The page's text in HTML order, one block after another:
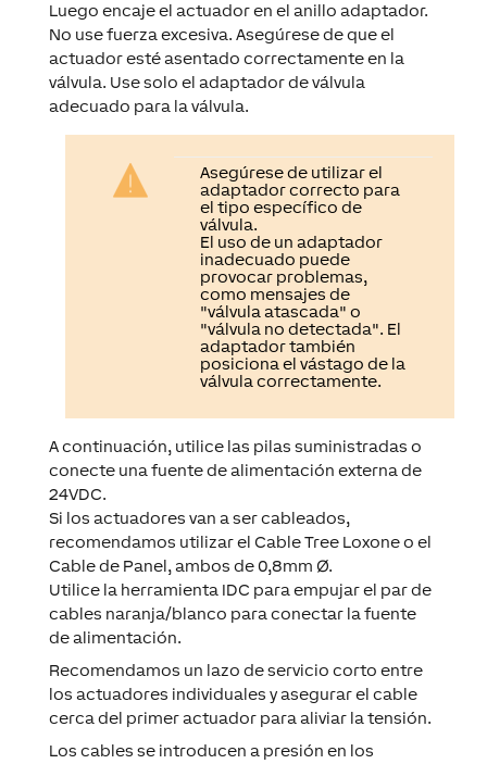
Luego encaje el actuador en el anillo adaptador.
No use fuerza excesiva. Asegúrese de que el
actuador esté asentado correctamente en la
válvula. Use solo el adaptador de válvula
adecuado para la válvula.
Asegúrese de utilizar el
adaptador correcto para
el tipo específico de
válvula.
El uso de un adaptador
inadecuado puede
provocar problemas,
como mensajes de
"válvula atascada" o
"válvula no detectada". El
adaptador también
posiciona el vástago de la
válvula correctamente.
A continuación, utilice las pilas suministradas o
conecte una fuente de alimentación externa de
24VDC.
Si los actuadores van a ser cableados,
recomendamos utilizar el Cable Tree Loxone o el
Cable de Panel, ambos de 0,8mm Ø.
Utilice la herramienta IDC para empujar el par de
cables naranja/blanco para conectar la fuente
de alimentación.
Recomendamos un lazo de servicio corto entre
los actuadores individuales y asegurar el cable
cerca del primer actuador para aliviar la tensión.
Los cables se introducen a presión en los